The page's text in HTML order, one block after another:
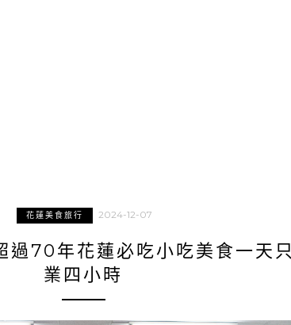
花蓮美食旅行 2024-12-07
過70年花蓮必吃小吃美食一天
業四小時